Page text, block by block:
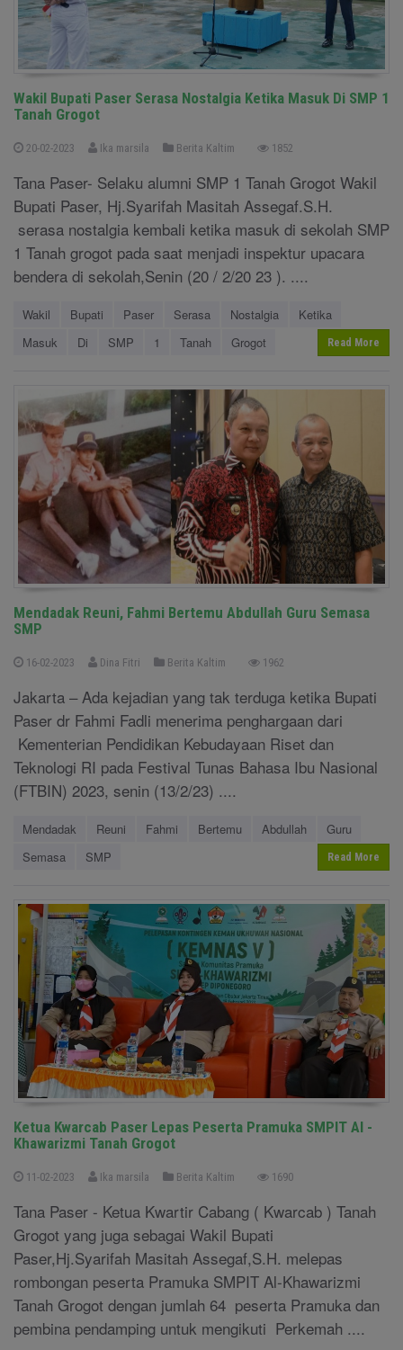
Wakil Bupati Paser Serasa Nostalgia Ketika Masuk Di SMP 1
Tanah Grogot
20-02-2023 Ika marsila Berita Kaltim 1852
Tana Paser- Selaku alumni SMP 1 Tanah Grogot Wakil
Bupati Paser, Hj.Syarifah Masitah Assegaf.S.H.
serasa nostalgia kembali ketika masuk di sekolah SMP
1 Tanah grogot pada saat menjadi inspektur upacara
bendera di sekolah,Senin (20 / 2/20 23 ). ....
Wakil Bupati Paser Serasa Nostalgia
Ketika
Masuk
Di SMP 1 Tanah Grogot Read More
Mendadak Reuni, Fahmi Bertemu Abdullah Guru Semasa
SMP
16-02-2023 Dina Fitri Berita Kaltim 1962
Jakarta – Ada kejadian yang tak terduga ketika Bupati
Paser dr Fahmi Fadli menerima penghargaan dari
Kementerian Pendidikan Kebudayaan Riset dan
Teknologi RI pada Festival Tunas Bahasa Ibu Nasional
(FTBIN) 2023, senin (13/2/23) ....
Mendadak Reuni Fahmi Bertemu Abdullah
Guru
Semasa
SMP Read More
Ketua Kwarcab Paser Lepas Peserta Pramuka SMPIT Al -
Khawarizmi Tanah Grogot
11-02-2023 Ika marsila Berita Kaltim 1690
Tana Paser - Ketua Kwartir Cabang ( Kwarcab ) Tanah
Grogot yang juga sebagai Wakil Bupati
Paser,Hj.Syarifah Masitah Assegaf,S.H. melepas
rombongan peserta Pramuka SMPIT Al-Khawarizmi
Tanah Grogot dengan jumlah 64 peserta Pramuka dan
pembina pendamping untuk mengikuti Perkemah ....